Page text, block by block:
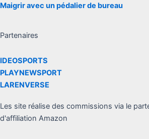
Maigrir avec un pédalier de bureau
Partenaires
IDEOSPORTS
PLAYNEWSPORT
LARENVERSE
Les site réalise des commissions via le
d'affiliation Amazon